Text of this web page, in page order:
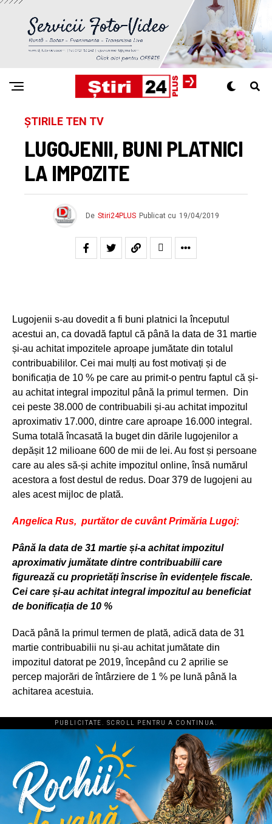
ȘTIRILE TEN TV
LUGOJENII, BUNI PLATNICI
LA IMPOZITE
De Stiri24PLUS Publicat cu 19/04/2019
Lugojenii s-au dovedit a fi buni platnici la începutul
acestui an, ca dovadă faptul că până la data de 31 martie
și-au achitat impozitele aproape jumătate din totalul
contribuabililor. Cei mai mulți au fost motivați și de
bonificația de 10 % pe care au primit-o pentru faptul că și-
au achitat integral impozitul până la primul termen. Din
cei peste 38.000 de contribuabili și-au achitat impozitul
aproximativ 17.000, dintre care aproape 16.000 integral.
Suma totală încasată la buget din dările lugojenilor a
depășit 12 milioane 600 de mii de lei. Au fost și persoane
care au ales să-și achite impozitul online, însă numărul
acestora a fost destul de redus. Doar 379 de lugojeni au
ales acest mijloc de plată.
Angelica Rus, purtător de cuvânt Primăria Lugoj:
Până la data de 31 martie și-a achitat impozitul
aproximativ jumătate dintre contribuabilii care
figurează cu proprietăți înscrise în evidențele fiscale.
Cei care și-au achitat integral impozitul au beneficiat
de bonificația de 10 %
Dacă până la primul termen de plată, adică data de 31
martie contribuabilii nu și-au achitat jumătate din
impozitul datorat pe 2019, începând cu 2 aprilie se
percep majorări de întârziere de 1 % pe lună până la
achitarea acestuia.
PUBLICITATE. SCROLL PENTRU A CONTINUA.